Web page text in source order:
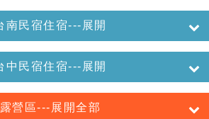
南民宿住宿---展開
中民宿住宿---展開
露營區---展開全部